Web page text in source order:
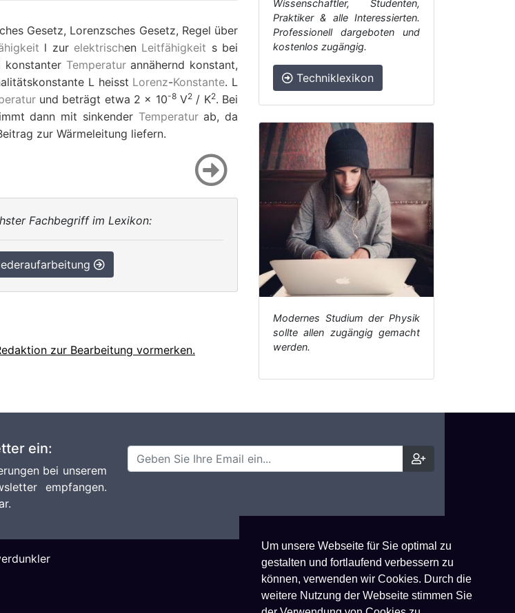
Um unsere Webseite für Sie optimal zu
gestalten und fortlaufend verbessern zu
können, verwenden wir Cookies. Durch die
weitere Nutzung der Webseite stimmen Sie
Gesetz, Lorenzsches Gesetz, Regel über
l zur elektrischen Leitfähigkeit sbei
Temperaturannähernd konstant,
Lheisst Lorenz-Konstante. L
und beträgt etwa 2 × 10-8V2 / K2. Bei
dann mit sinkender Temperaturab, da
zur Wärmeleitung liefern.
Fachbegriff im Lexikon:
zur Bearbeitung vormerken.
Wissenschaftler, Studenten,
Praktiker & alle Interessierten.
Professionell dargeboten und
kostenlos zugängig.
Techniklexikon
Modernes Studium der Physik
sollte allen zugängig gemacht
werden.
ein:
bei unserem
empfangen.